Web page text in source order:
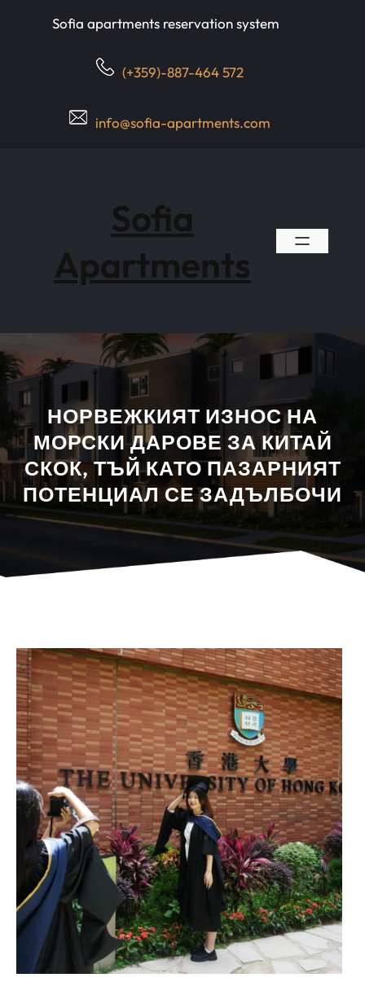
Sofia apartments reservation system
(+359)-887-464 572
info@sofia-apartments.com
Sofia
Apartments
НОРВЕЖКИЯТ ИЗНОС НА
МОРСКИ ДАРОВЕ ЗА КИТАЙ
СКОК, ТЪЙ КАТО ПАЗАРНИЯТ
ПОТЕНЦИАЛ СЕ ЗАДЪЛБОЧИ